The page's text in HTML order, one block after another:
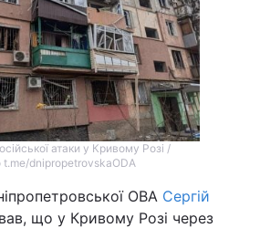
атаки у Кривому Розі /
t.me/dnipropetrovskaODA
ОВА Сергій
що у Кривому Розі через